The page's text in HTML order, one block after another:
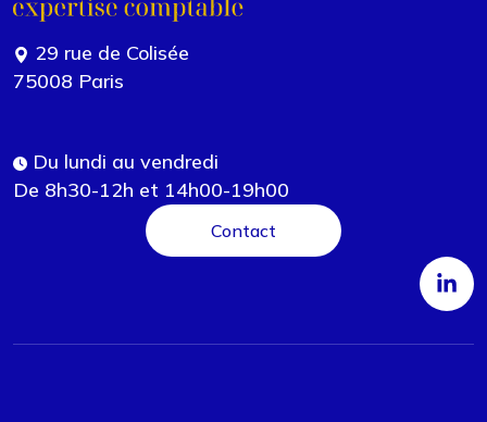
29 rue de Colisée
75008 Paris
Du lundi au vendredi
De 8h30-12h et 14h00-19h00
Contact